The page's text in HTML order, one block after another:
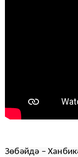
Зөбәйдә –